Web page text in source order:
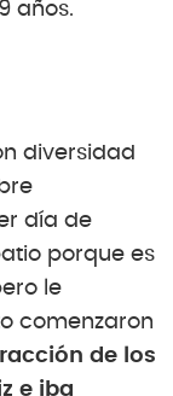
años.
diversidad
día de
porque es
le
comenzaron
de los
e iba